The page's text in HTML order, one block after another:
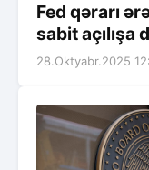
Fed qərarı
sabit açılışa
28.Oktyabr.2025